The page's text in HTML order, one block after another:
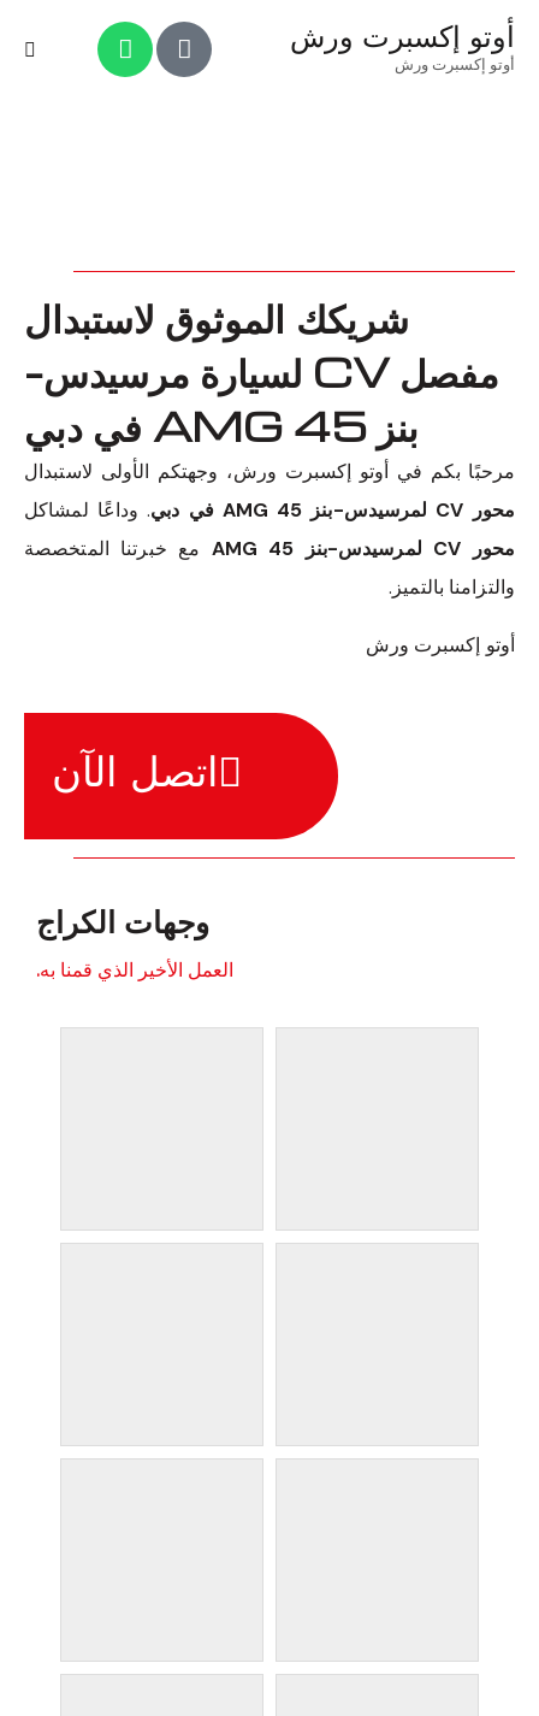
أوتو إكسبرت ورش
أوتو إكسبرت ورش
شريكك الموثوق لاستبدال
مفصل CV لسيارة مرسيدس-
بنز 45 AMG في دبي
مرحبًا بكم في أوتو إكسبرت ورش، وجهتكم الأولى لاستبدال
محور CV لمرسيدس-بنز 45 AMG في دبي
. وداعًا لمشاكل
محور CV لمرسيدس-بنز 45 AMG
مع خبرتنا المتخصصة
والتزامنا بالتميز.
أوتو إكسبرت ورش
اتصل الآن
وجهات الكراج
العمل الأخير الذي قمنا به.